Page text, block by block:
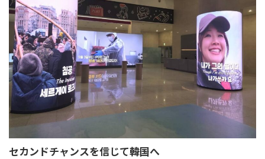
セカンドチャンスを信じて――韓国へ